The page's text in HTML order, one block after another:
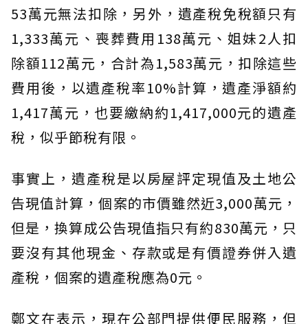
53萬元無法扣除，另外，遺產稅免稅額只有
1,333萬元、喪葬費用138萬元、姐妹2人扣
除額112萬元，合計為1,583萬元，扣除這些
費用後，以遺產稅率10%計算，遺產淨額約
1,417萬元，也要繳納約1,417,000元的遺產
稅，似乎節稅有限。
事實上，遺產稅是以房屋評定現值及土地公
告現值計算，個案的市價雖然近3,000萬元，
但是，換算成公告現值指只有約830萬元，只
要沒有其他現金、存款或是有價證券併入遺
產稅，個案的遺產稅應為0元。
鄭文在表示，現在公部門提供便民服務，但